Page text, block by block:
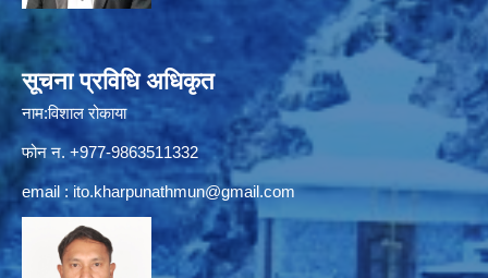
सूचना प्रविधि अधिकृत
नाम:विशाल रोकाया
फोन न. +977-9863511332
email : ito.kharpunathmun@gmail.com